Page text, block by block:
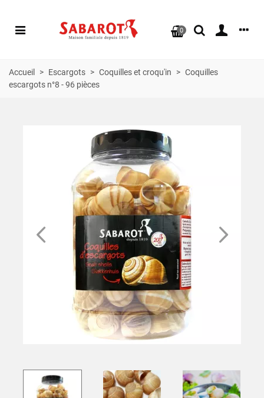
0
Accueil > Escargots > Coquilles et croqu'in > Coquilles
escargots n°8 - 96 pièces